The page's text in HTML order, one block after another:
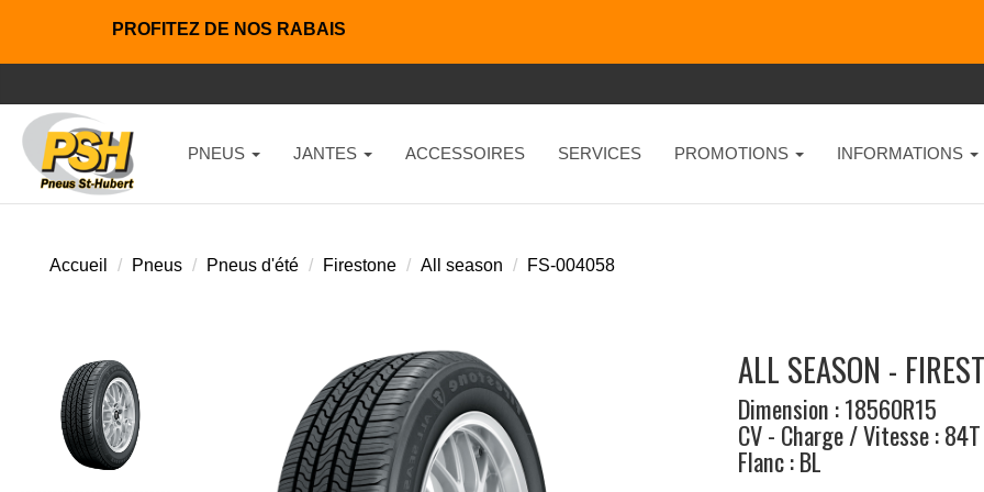
PROFITEZ DE NOS RABAIS
PNEUS JANTES ACCESSOIRES SERVICES PROMOTIONS INFORMATIONS
Accueil Pneus Pneus d'été Firestone All season FS-004058
ALL SEASON -
Dimension : 18560R15
CV - Charge / Vitesse : 84T
Flanc : BL